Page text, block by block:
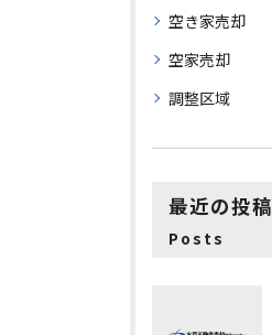
空き家売却
空家売却
調整区域
最近の投稿
Posts